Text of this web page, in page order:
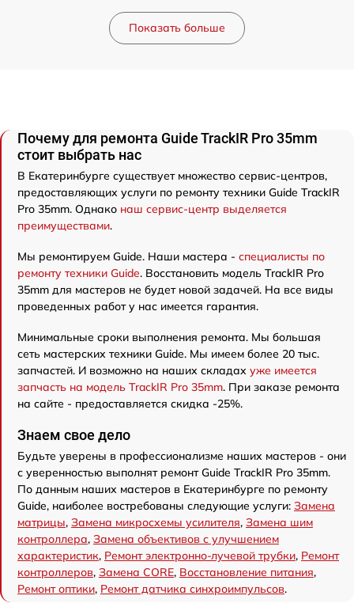
Показать больше
Почему для ремонта Guide TrackIR Pro 35mm
стоит выбрать нас
В Екатеринбурге существует множество сервис-центров,
предоставляющих услуги по ремонту техники Guide TrackIR
Pro 35mm. Однако наш сервис-центр выделяется
преимуществами.
Мы ремонтируем Guide. Наши мастера - специалисты по
ремонту техники Guide. Восстановить модель TrackIR Pro
35mm для мастеров не будет новой задачей. На все виды
проведенных работ у нас имеется гарантия.
Минимальные сроки выполнения ремонта. Мы большая
сеть мастерских техники Guide. Мы имеем более 20 тыс.
запчастей. И возможно на наших складах уже имеется
запчасть на модель TrackIR Pro 35mm. При заказе ремонта
на сайте - предоставляется скидка -25%.
Знаем свое дело
Будьте уверены в профессионализме наших мастеров - они
с уверенностью выполнят ремонт Guide TrackIR Pro 35mm.
По данным наших мастеров в Екатеринбурге по ремонту
Guide, наиболее востребованы следующие услуги: Замена
матрицы, Замена микросхемы усилителя, Замена шим
контроллера, Замена объективов с улучшением
характеристик, Ремонт электронно-лучевой трубки, Ремонт
контроллеров, Замена CORE, Восстановление питания,
Ремонт оптики, Ремонт датчика синхроимпульсов.